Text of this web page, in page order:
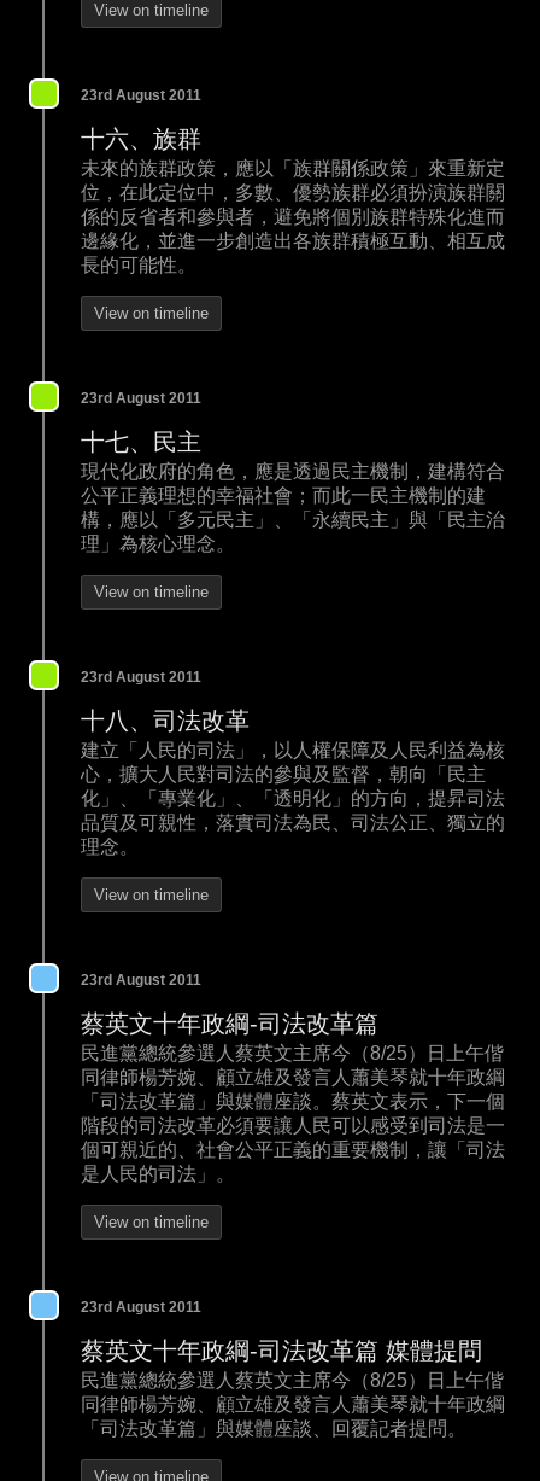
View on timeline
23rd August 2011
十六、族群
未來的族群政策，應以「族群關係政策」來重新定
位，在此定位中，多數、優勢族群必須扮演族群關
係的反省者和參與者，避免將個別族群特殊化進而
邊緣化，並進一步創造出各族群積極互動、相互成
長的可能性。
View on timeline
23rd August 2011
十七、民主
現代化政府的角色，應是透過民主機制，建構符合
公平正義理想的幸福社會；而此一民主機制的建
構，應以「多元民主」、「永續民主」與「民主治
理」為核心理念。
View on timeline
23rd August 2011
十八、司法改革
建立「人民的司法」，以人權保障及人民利益為核
心，擴大人民對司法的參與及監督，朝向「民主
化」、「專業化」、「透明化」的方向，提昇司法
品質及可親性，落實司法為民、司法公正、獨立的
理念。
View on timeline
23rd August 2011
蔡英文十年政綱-司法改革篇
民進黨總統參選人蔡英文主席今（8/25）日上午偕
同律師楊芳婉、顧立雄及發言人蕭美琴就十年政綱
「司法改革篇」與媒體座談。蔡英文表示，下一個
階段的司法改革必須要讓人民可以感受到司法是一
個可親近的、社會公平正義的重要機制，讓「司法
是人民的司法」。
View on timeline
23rd August 2011
蔡英文十年政綱-司法改革篇 媒體提問
民進黨總統參選人蔡英文主席今（8/25）日上午偕
同律師楊芳婉、顧立雄及發言人蕭美琴就十年政綱
「司法改革篇」與媒體座談、回覆記者提問。
View on timeline